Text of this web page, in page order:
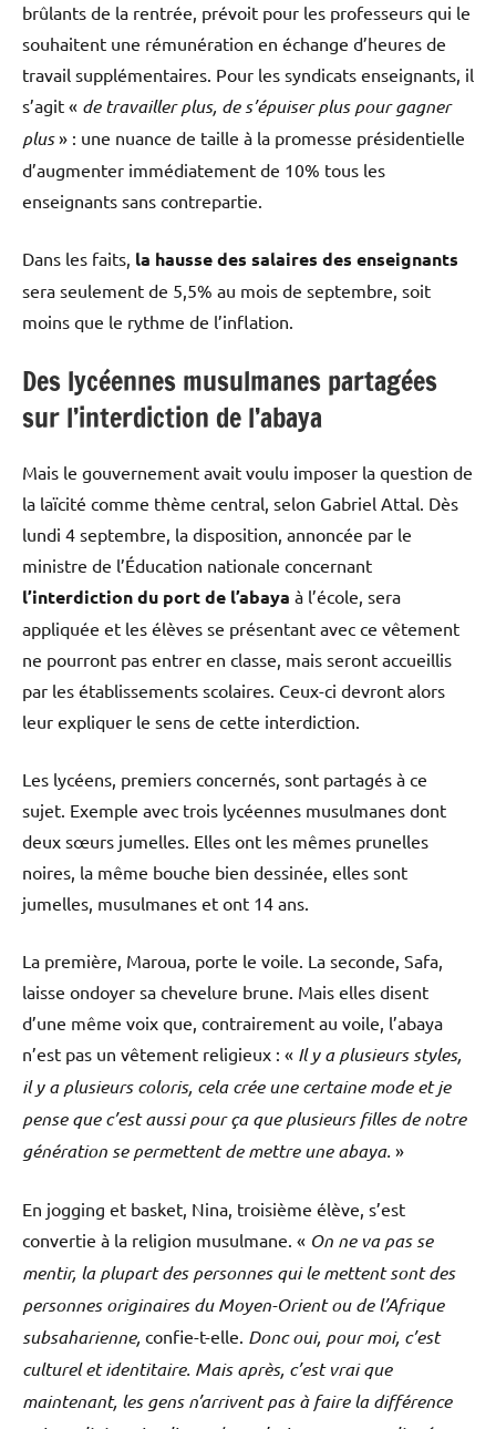
brûlants de la rentrée, prévoit pour les professeurs qui le
souhaitent une rémunération en échange d’heures de
travail supplémentaires. Pour les syndicats enseignants, il
s’agit « de travailler plus, de s’épuiser plus pour gagner
plus» : une nuance de taille à la promesse présidentielle
d’augmenter immédiatement de 10% tous les
enseignants sans contrepartie.
Dans les faits, la hausse des salaires des enseignants
sera seulement de 5,5% au mois de septembre, soit
moins que le rythme de l’inflation.
Des lycéennes musulmanes partagées
sur l’interdiction de l’abaya
Mais le gouvernement avait voulu imposer la question de
la laïcité comme thème central, selon Gabriel Attal. Dès
lundi 4 septembre, la disposition, annoncée par le
ministre de l’Éducation nationale concernant
l’interdiction du port de l’abaya à l’école, sera
appliquée et les élèves se présentant avec ce vêtement
ne pourront pas entrer en classe, mais seront accueillis
par les établissements scolaires. Ceux-ci devront alors
leur expliquer le sens de cette interdiction.
Les lycéens, premiers concernés, sont partagés à ce
sujet. Exemple avec trois lycéennes musulmanes dont
deux sœurs jumelles. Elles ont les mêmes prunelles
noires, la même bouche bien dessinée, elles sont
jumelles, musulmanes et ont 14 ans.
La première, Maroua, porte le voile. La seconde, Safa,
laisse ondoyer sa chevelure brune. Mais elles disent
d’une même voix que, contrairement au voile, l’abaya
n’est pas un vêtement religieux : « Il y a plusieurs styles,
il y a plusieurs coloris, cela crée une certaine mode et je
pense que c’est aussi pour ça que plusieurs filles de notre
génération se permettent de mettre une abaya. »
En jogging et basket, Nina, troisième élève, s’est
convertie à la religion musulmane. « On ne va pas se
mentir, la plupart des personnes qui le mettent sont des
personnes originaires du Moyen-Orient ou de l’Afrique
subsaharienne, confie-t-elle. Donc oui, pour moi, c’est
culturel et identitaire. Mais après, c’est vrai que
maintenant, les gens n’arrivent pas à faire la différence